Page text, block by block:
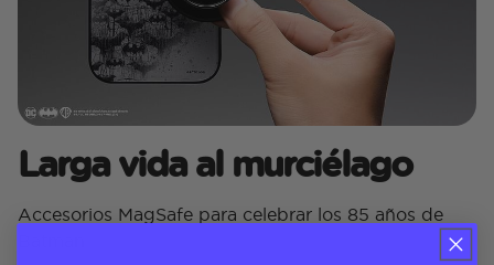
Larga vida al murciélago
Accesorios MagSafe para celebrar los 85 años de